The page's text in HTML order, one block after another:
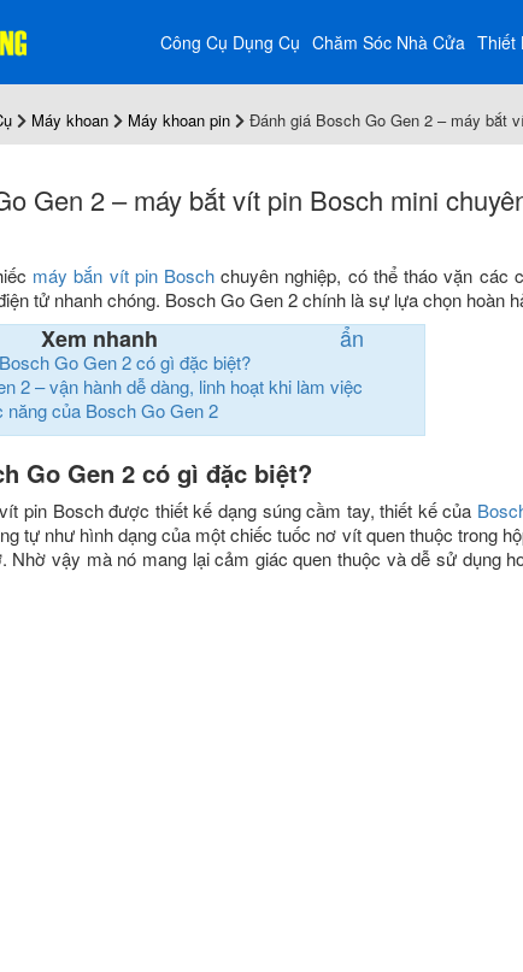
Công Cụ Dụng Cụ Chăm Sóc Nhà Cửa Thiết
Máy khoan Máy khoan pin Đánh giá Bosch Go Gen 2 – máy bắt
Gen 2 – máy bắt vít pin Bosch mini
máy bắn vít pin Bosch chuyên nghiệp, có thể tháo vặn các
tử nhanh chóng. Bosch Go Gen 2 chính là sự lựa chọn hoàn
Xem nhanh ẩn
Go Gen 2 có gì đặc biệt?
2 – vận hành dễ dàng, linh hoạt khi làm việc
năng của Bosch Go Gen 2
Go Gen 2 có gì đặc biệt?
pin Bosch được thiết kế dạng súng cầm tay, thiết kế của
tự như hình dạng của một chiếc tuốc nơ vít quen thuộc trong
Nhờ vậy mà nó mang lại cảm giác quen thuộc và dễ sử dụng